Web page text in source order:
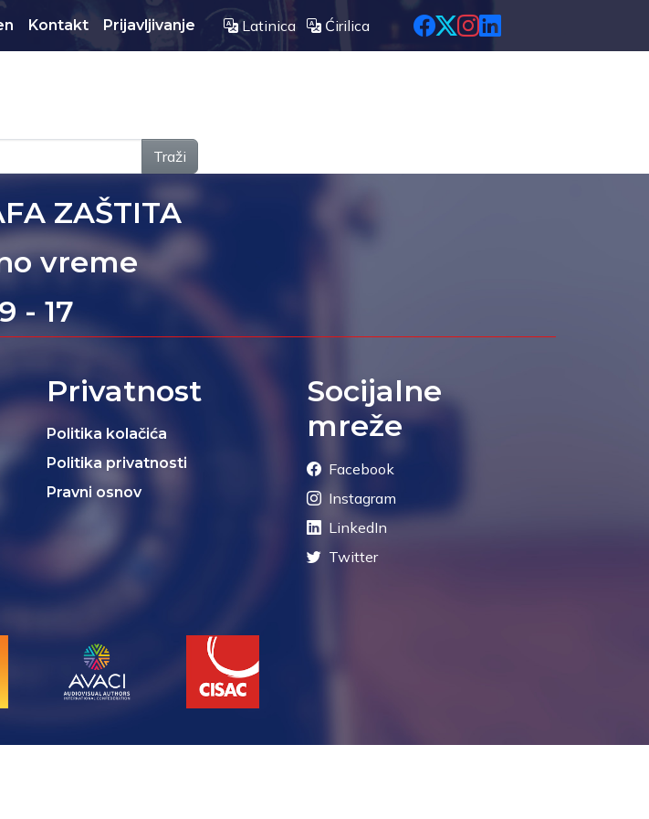
Kontakt Prijavljivanje Latinica Ćirilica
Traži
ZAŠTITA
vreme
9 - 17
Privatnost
Politika kolačića
Politika privatnosti
Pravni osnov
Socijalne
mreže
Facebook
Instagram
LinkedIn
Twitter